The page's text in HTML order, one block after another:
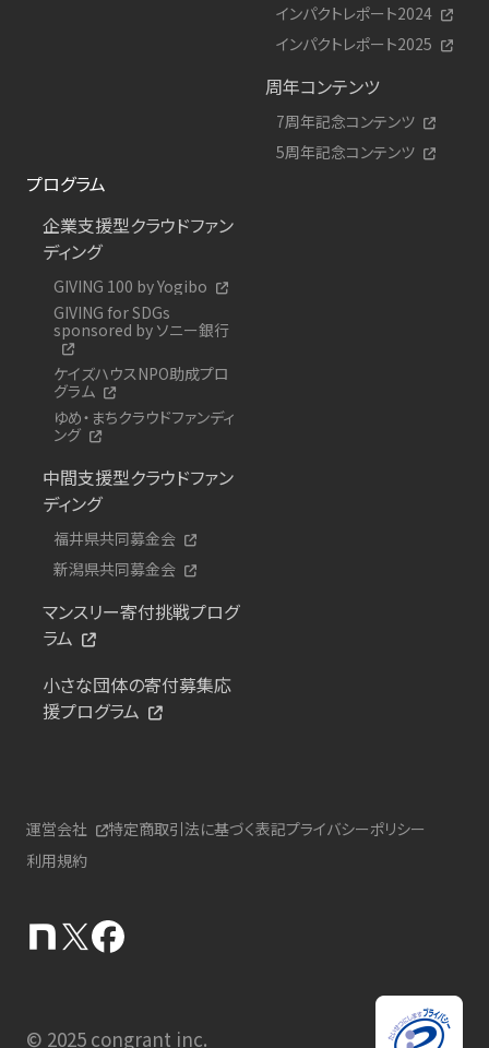
インパクトレポート2024
インパクトレポート2025
周年コンテンツ
7周年記念コンテンツ
5周年記念コンテンツ
プログラム
企業支援型クラウドファン
ディング
GIVING 100 by Yogibo
GIVING for SDGs
sponsored by ソニー銀行
ケイズハウスNPO助成プロ
グラム
ゆめ・まちクラウドファンディ
ング
中間支援型クラウドファン
ディング
福井県共同募金会
新潟県共同募金会
マンスリー寄付挑戦プログ
ラム
小さな団体の寄付募集応
援プログラム
運営会社 特定商取引法に基づく表記プライバシーポリシー
利用規約
© 2025 congrant inc.